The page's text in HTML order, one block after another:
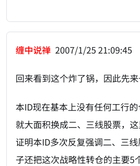
缠中说禅 2007/1/25 21:09:45
回来看到这个炸了锅，因此先来
本ID现在基本上没有任何工行
就大面积换成二、三线股票，
证明本ID多次反复强调二、三
子还把这次战略性转仓的主要5